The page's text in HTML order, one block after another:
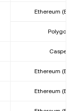
Ethereum
Polygon
Casper
Ethereum
Ethereum